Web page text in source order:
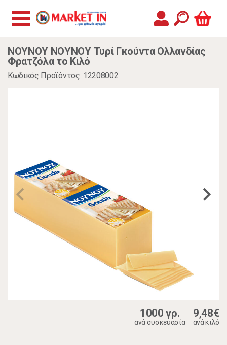
ΝΟΥΝΟΥ ΝΟΥΝΟΥ Τυρί Γκούντα Ολλανδίας
Φρατζόλα το Κιλό
Κωδικός Προϊόντος: 12208002
1000 γρ.
ανά συσκευασία
9,48€
ανά κιλό